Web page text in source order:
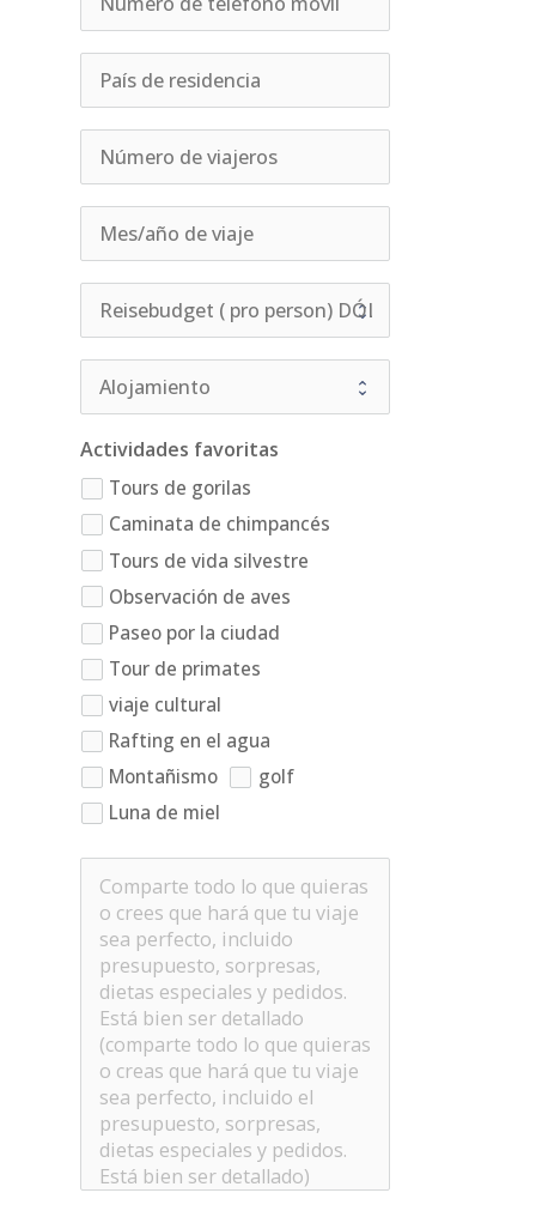
Actividades favoritas
Tours de gorilas
Caminata de chimpancés
Tours de vida silvestre
Observación de aves
Paseo por la ciudad
Tour de primates
viaje cultural
Rafting en el agua
Montañismo
golf
Luna de miel